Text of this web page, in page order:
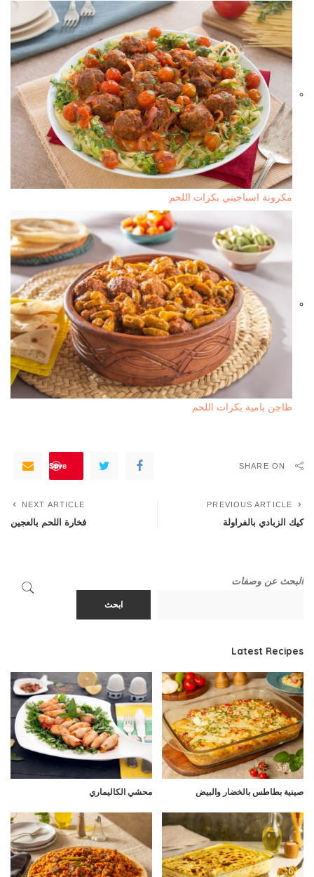
مكرونة اسباجيتي بكرات اللحم
طاجن بامية بكرات اللحم
SHARE ON
Save
PREVIOUS ARTICLE
كيك الزبادي بالفراولة
NEXT ARTICLE
فخارة اللحم بالعجين
البحث عن وصفات
ابحث
Latest Recipes
صينية بطاطس بالخضار والبيض محشي الكاليماري